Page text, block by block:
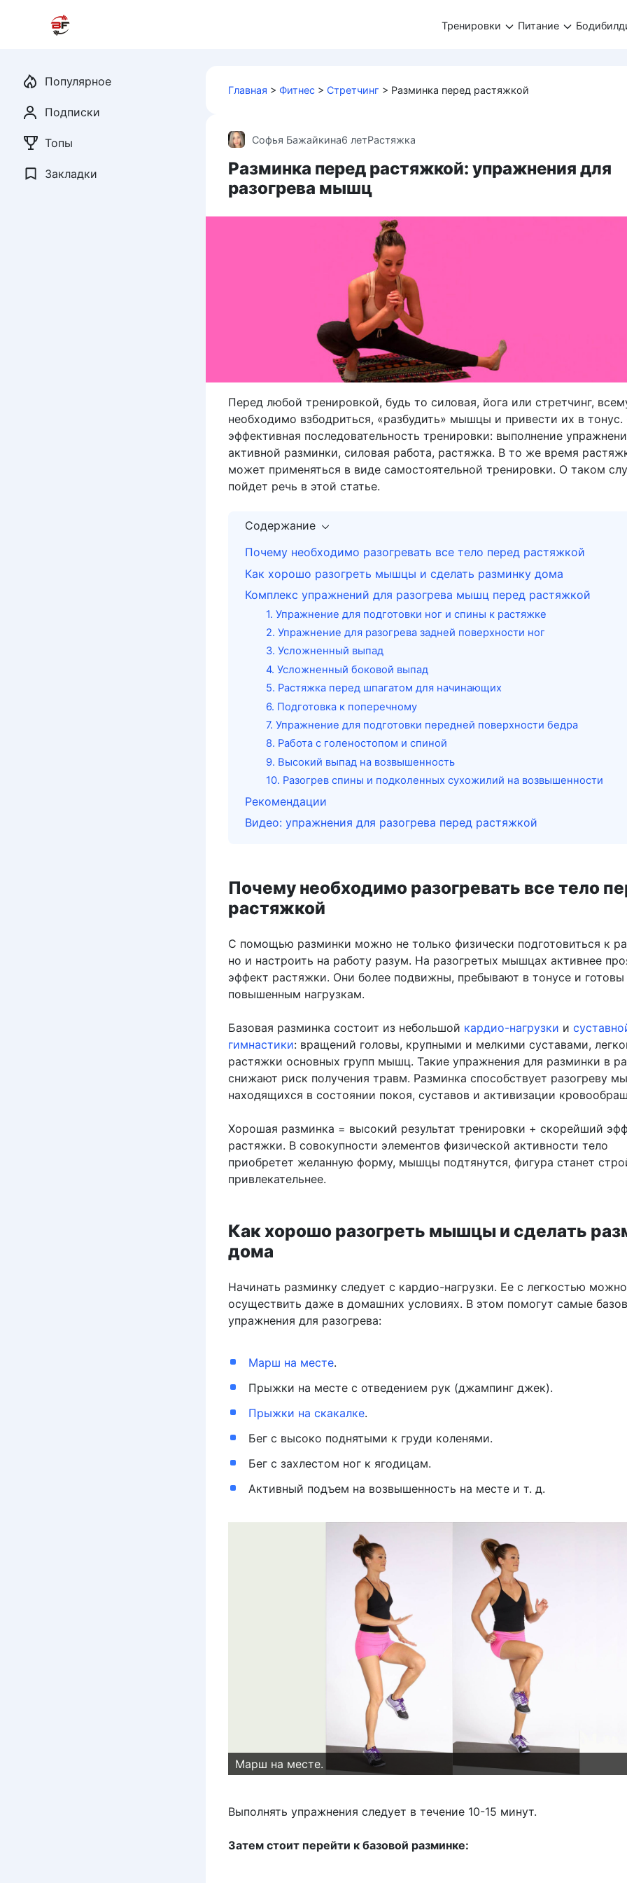
Тренировки Питание
Главная > Фитнес > Стретчинг > Разминка перед растяжкой
Софья Бажайкина6 летРастяжка
Разминка перед растяжкой: упражнения для
разогрева мышц
Перед любой тренировкой, будь то силовая, йога или стретчинг,
необходимо взбодриться, «разбудить» мышцы и привести их в
эффективная последовательность тренировки: выполнение
активной разминки, силовая работа, растяжка. В то же время
может применяться в виде самостоятельной тренировки. О таком
пойдет речь в этой статье.
Содержание
Почему необходимо разогревать все тело перед растяжкой
Как хорошо разогреть мышцы и сделать разминку дома
Комплекс упражнений для разогрева мышц перед растяжкой
1. Упражнение для подготовки ног и спины к растяжке
2. Упражнение для разогрева задней поверхности ног
3. Усложненный выпад
4. Усложненный боковой выпад
5. Растяжка перед шпагатом для начинающих
6. Подготовка к поперечному
7. Упражнение для подготовки передней поверхности бедра
8. Работа с голеностопом и спиной
9. Высокий выпад на возвышенность
10. Разогрев спины и подколенных сухожилий на возвышенности
Рекомендации
Видео: упражнения для разогрева перед растяжкой
Почему необходимо разогревать все тело
растяжкой
С помощью разминки можно не только физически подготовиться к
но и настроить на работу разум. На разогретых мышцах активнее
эффект растяжки. Они более подвижны, пребывают в тонусе и готовы
повышенным нагрузкам.
Базовая разминка состоит из небольшой кардио-нагрузки и
гимнастики: вращений головы, крупными и мелкими суставами,
растяжки основных групп мышц. Такие упражнения для разминки в
снижают риск получения травм. Разминка способствует разогреву
находящихся в состоянии покоя, суставов и активизации
Хорошая разминка = высокий результат тренировки + скорейший
растяжки. В совокупности элементов физической активности тело
приобретет желанную форму, мышцы подтянутся, фигура станет
привлекательнее.
Как хорошо разогреть мышцы и сделать
дома
Начинать разминку следует с кардио-нагрузки. Ее с легкостью можно
осуществить даже в домашних условиях. В этом помогут самые
упражнения для разогрева:
Марш на месте.
Прыжки на месте с отведением рук (джампинг джек).
Прыжки на скакалке.
Бег с высоко поднятыми к груди коленями.
Бег с захлестом ног к ягодицам.
Активный подъем на возвышенность на месте и т. д.
Марш на месте.
Выполнять упражнения следует в течение 10-15 минут.
Затем стоит перейти к базовой разминке:
Популярное
Подписки
Топы
Закладки